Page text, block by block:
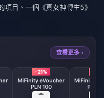
項目、一個《真女神轉生5》
查看更多 ›
-21%
MiFinity eVoucher
PLN 100
MiFinity
PLN